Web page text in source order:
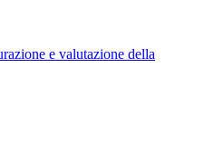
e valutazione della